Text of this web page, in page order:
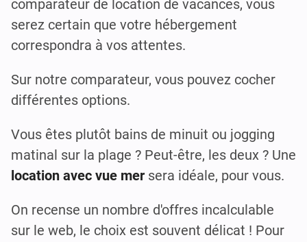
comparateur de location de vacances, vous
serez certain que votre hébergement
correspondra à vos attentes.
Sur notre comparateur, vous pouvez cocher
différentes options.
Vous êtes plutôt bains de minuit ou jogging
matinal sur la plage ? Peut-être, les deux ? Une
location avec vue mer sera idéale, pour vous.
On recense un nombre d'offres incalculable
sur le web, le choix est souvent délicat ! Pour